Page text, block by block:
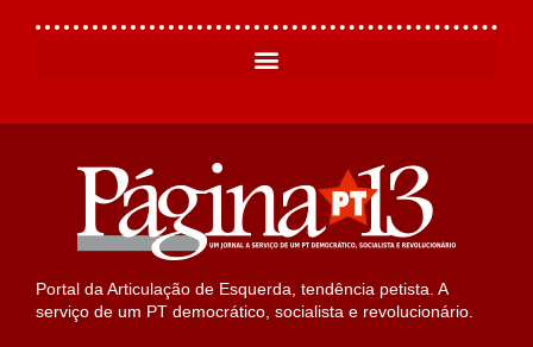
Portal da Articulação de Esquerda, tendência petista. A
serviço de um PT democrático, socialista e revolucionário.